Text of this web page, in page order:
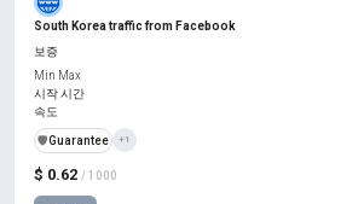
South Korea traffic from Facebook
$ 0.62 / 1000
보증
Min Max
시작 시간
속도
️🛡️Guarantee +1